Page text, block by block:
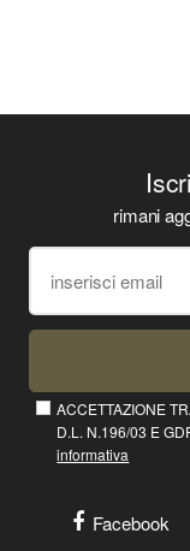
rimani
ACCETTAZIONE
D.L. N.196/03 E
informativa
Facebook